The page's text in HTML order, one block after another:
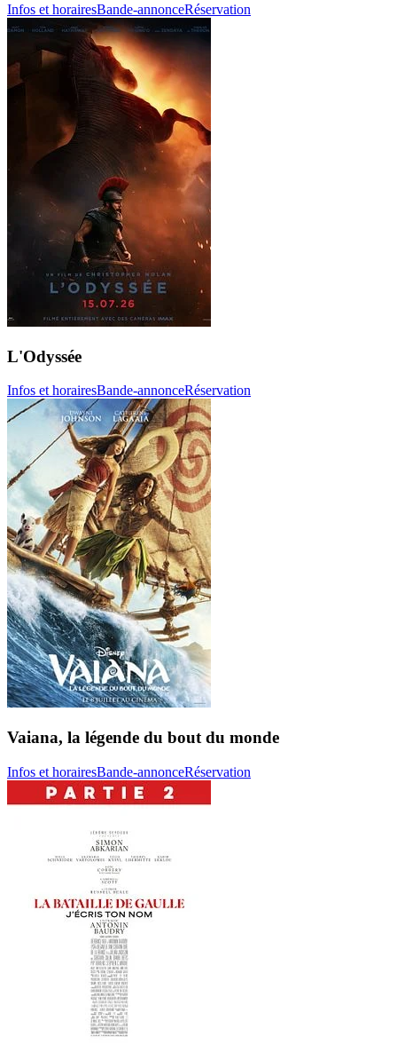
Infos et horairesBande-annonceRéservation
L'Odyssée
Infos et horairesBande-annonceRéservation
Vaiana, la légende du bout du monde
Infos et horairesBande-annonceRéservation